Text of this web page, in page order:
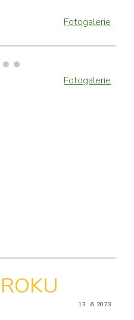
Fotogalerie
Fotogalerie
13. 6. 2023